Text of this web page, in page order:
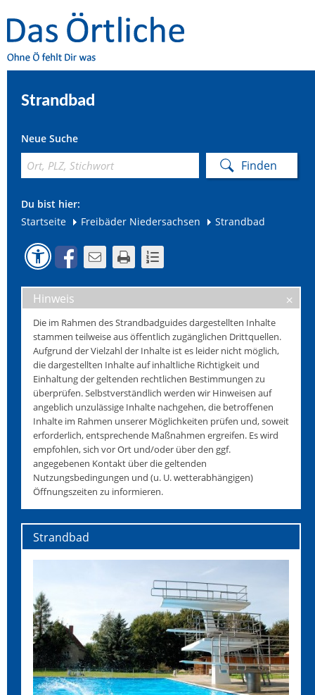
Strandbad
Neue Suche
Du bist hier:
Startseite
Freibäder Niedersachsen Strandbad
Hinweis
Die im Rahmen des Strandbadguides dargestellten Inhalte
stammen teilweise aus öffentlich zugänglichen Drittquellen.
Aufgrund der Vielzahl der Inhalte ist es leider nicht möglich,
die dargestellten Inhalte auf inhaltliche Richtigkeit und
Einhaltung der geltenden rechtlichen Bestimmungen zu
überprüfen. Selbstverständlich werden wir Hinweisen auf
angeblich unzulässige Inhalte nachgehen, die betroffenen
Inhalte im Rahmen unserer Möglichkeiten prüfen und, soweit
erforderlich, entsprechende Maßnahmen ergreifen. Es wird
empfohlen, sich vor Ort und/oder über den ggf.
angegebenen Kontakt über die geltenden
Nutzungsbedingungen und (u. U. wetterabhängigen)
Öffnungszeiten zu informieren.
Strandbad